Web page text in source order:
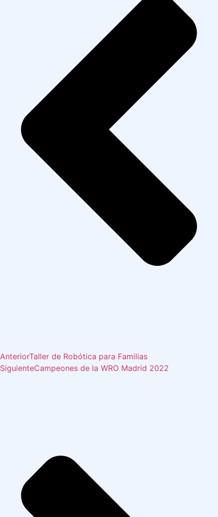
AnteriorTaller de Robótica para Familias
SiguienteCampeones de la WRO Madrid 2022